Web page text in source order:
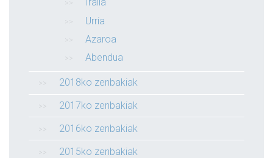
Urria
Azaroa
Abendua
2018ko zenbakiak
2017ko zenbakiak
2016ko zenbakiak
2015ko zenbakiak